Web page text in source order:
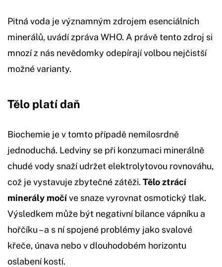
Pitná voda je významným zdrojem esenciálních
minerálů, uvádí zpráva WHO. A právě tento zdroj si
mnozí z nás nevědomky odepírají volbou nejčistší
možné varianty.
Tělo platí daň
Biochemie je v tomto případě nemilosrdně
jednoduchá. Ledviny se při konzumaci minerálně
chudé vody snaží udržet elektrolytovou rovnováhu,
což je vystavuje zbytečné zátěži. Tělo ztrácí
minerály močíve snaze vyrovnat osmotický tlak.
Výsledkem může být negativní bilance vápníku a
hořčíku – a s ní spojené problémy jako svalové
křeče, únava nebo v dlouhodobém horizontu
oslabení kostí.